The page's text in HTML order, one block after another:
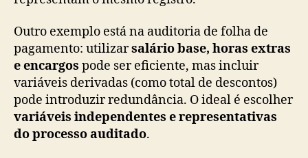
Outro exemplo está na auditoria de folha de
pagamento: utilizarsalário base, horas extras
e encargos pode ser eficiente, mas incluir
variáveis derivadas (como total de descontos)
pode introduzir redundância. O ideal é escolher
variáveis independentes e representativas
do processo auditado.